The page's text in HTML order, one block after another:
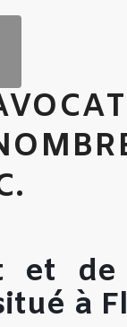
et
à